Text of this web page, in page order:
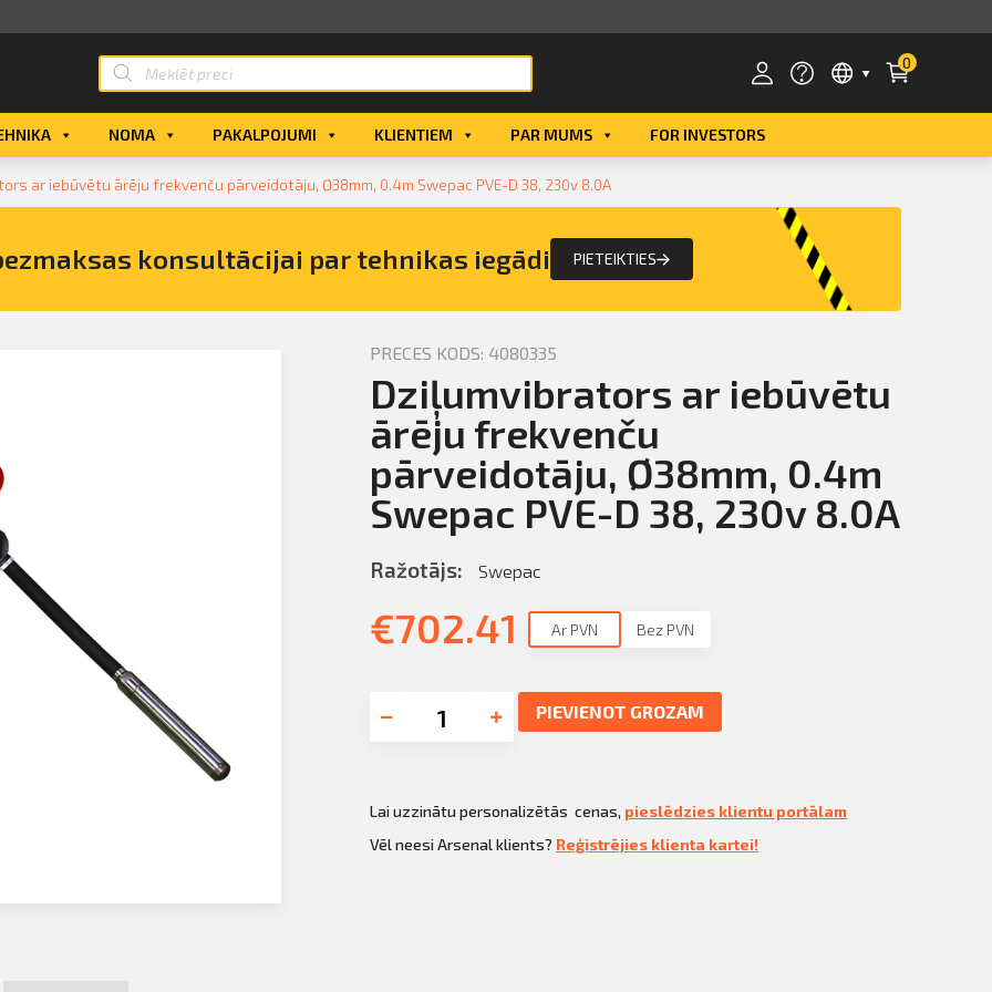
0
eParaksts
eParaksts mobile
NOMA PAKALPOJUMI KLIENTIEM PAR MUMS FOR INVESTORS
ar iebūvētu ārēju frekvenču pārveidotāju, Ø38mm, 0.4m Swepac PVE-D 38, 230v 8.0A
konsultācijai par tehnikas iegādi PIETEIKTIES
ar
PRECES KODS: 4080335
Dziļumvibrators ar iebūvētu
ārēju frekvenču
pārveidotāju, Ø38mm, 0.4m
Swepac PVE-D 38, 230v 8.0A
Ražotājs: Swepac
€702.41 Ar PVN Bez PVN
PIEVIENOT GROZAM
Lai uzzinātu personalizētās cenas, pieslēdzies klientu portālam
Vēl neesi Arsenal klients? Reģistrējies klienta kartei!